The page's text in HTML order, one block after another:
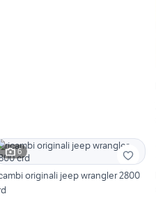
6
originali jeep wrangler 2800